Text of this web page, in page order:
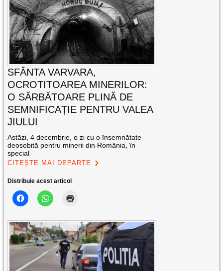
SFÂNTA VARVARA,
OCROTITOAREA MINERILOR:
O SĂRBĂTOARE PLINĂ DE
SEMNIFICAȚIE PENTRU VALEA
JIULUI
Astăzi, 4 decembrie, o zi cu o însemnătate
deosebită pentru minerii din România, în
special
CITEȘTE MAI DEPARTE
Distribuie acest articol